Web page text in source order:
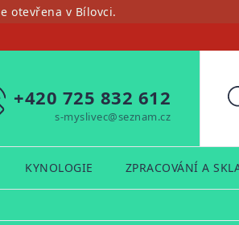
otevřena v Bílovci.
+420 725 832 612
s-myslivec@seznam.cz
KYNOLOGIE ZPRACOVÁNÍ A